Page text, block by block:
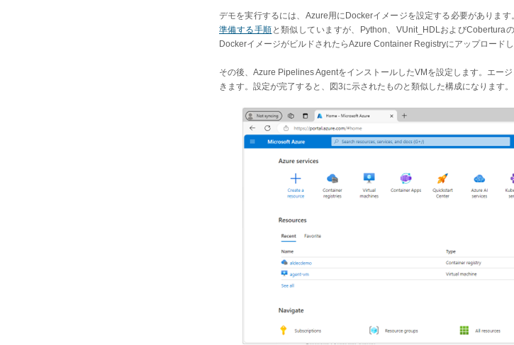
デモを実行するには、Azure用にDockerイメージを設定する必要があります
準備する手順 と類似していますが、Python、VUnit_HDLおよびCobertura
DockerイメージがビルドされたらAzure Container Registryにアップロードし
その後、Azure Pipelines AgentをインストールしたVMを設定します。エー
きます。設定が完了すると、図3に示されたものと類似した構成になります。